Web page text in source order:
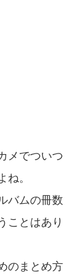
メでついつ
。
バムの冊数
ことはあり
のまとめ方